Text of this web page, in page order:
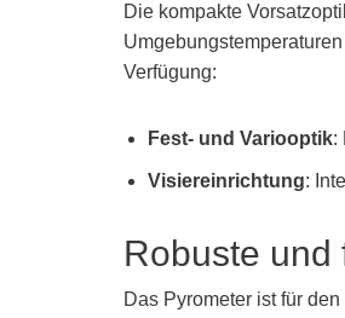
Die kompakte
Verfügung:
Fest- und Variooptik:
Visiereinrichtung:
Robuste und
Das Pyrometer ist für